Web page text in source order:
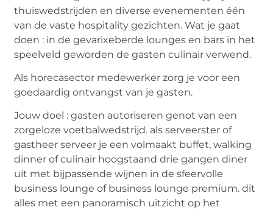
thuiswedstrijden en diverse evenementen één
van de vaste hospitality gezichten. Wat je gaat
doen : in de gevarixeberde lounges en bars in het
speelveld geworden de gasten culinair verwend.
Als horecasector medewerker zorg je voor een
goedaardig ontvangst van je gasten.
Jouw doel : gasten autoriseren genot van een
zorgeloze voetbalwedstrijd. als serveerster of
gastheer serveer je een volmaakt buffet, walking
dinner of culinair hoogstaand drie gangen diner
uit met bijpassende wijnen in de sfeervolle
business lounge of business lounge premium. dit
alles met een panoramisch uitzicht op het